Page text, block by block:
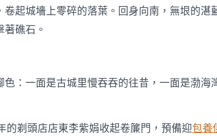
起城墻上零碎的落葉。回身向南，無垠的湛
礁石。
：一面是古城里慢吞吞的往昔，一面是渤海
的剃頭店店東李紫娟收起卷簾門，預備迎包養